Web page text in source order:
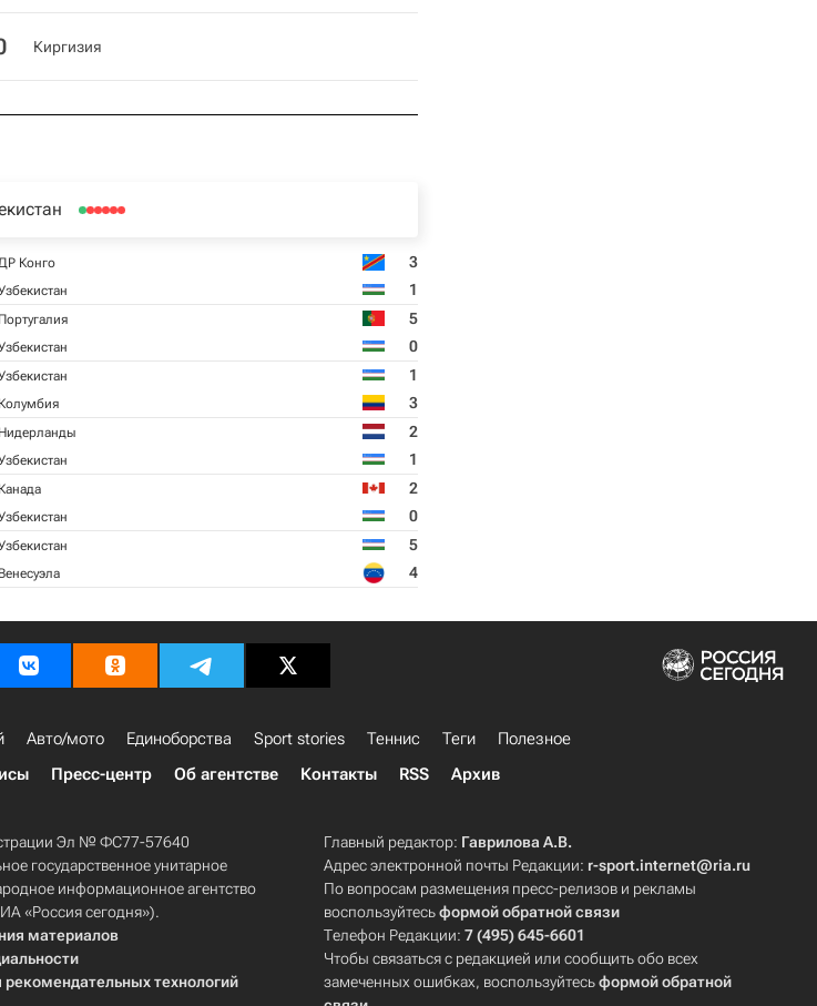
Киргизия
Конго 3
1
Португалия 5
0
1
Колумбия 3
Нидерланды 2
1
Канада 2
0
5
Венесуэла 4
Авто/мото Единоборства Sport stories Теннис Теги
Полезное
Пресс-центр Об агентстве Контакты RSS Архив
Эл № ФС77-57640
государственное унитарное
информационное агентство
«Россия сегодня»).
материалов
технологий
Главный редактор: Гаврилова А.В.
Адрес электронной почты Редакции: r-sport.internet@ria.ru
По вопросам размещения пресс-релизов и рекламы
воспользуйтесьформой обратной связи
Телефон Редакции:7 (495) 645-6601
Чтобы связаться с редакцией или сообщить обо всех
замеченных ошибках, воспользуйтесьформой обратной